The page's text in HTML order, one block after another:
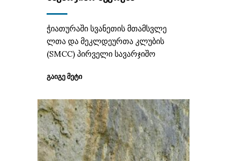
ჭიათურაში სვანეთის მთამსვლე
ლთა და მეკლდეურთა კლუბის
(SMCC) პირველი სავარჯიშო
ᲒᲐᲘᲒᲔ ᲛᲔᲢᲘ